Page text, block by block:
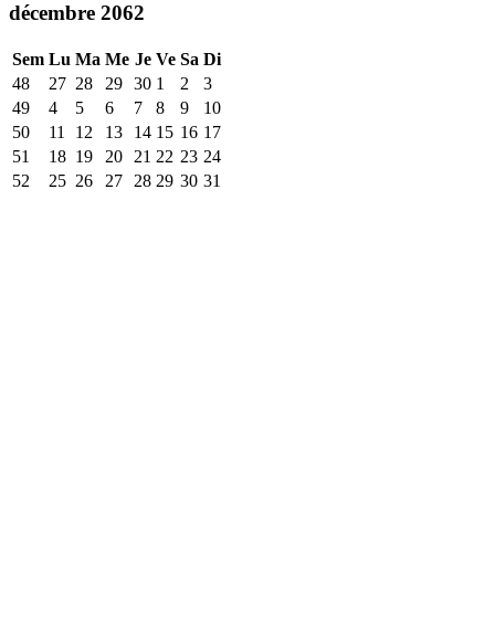
décembre 2062
Sem Lu Ma Me Je Ve Sa Di
48
27 28 29 30 1 2
3
49
4 5 6 7 8 9
10
50
11 12 13 14 15 16 17
51
18 19 20 21 22 23 24
52
25 26 27 28 29 30 31